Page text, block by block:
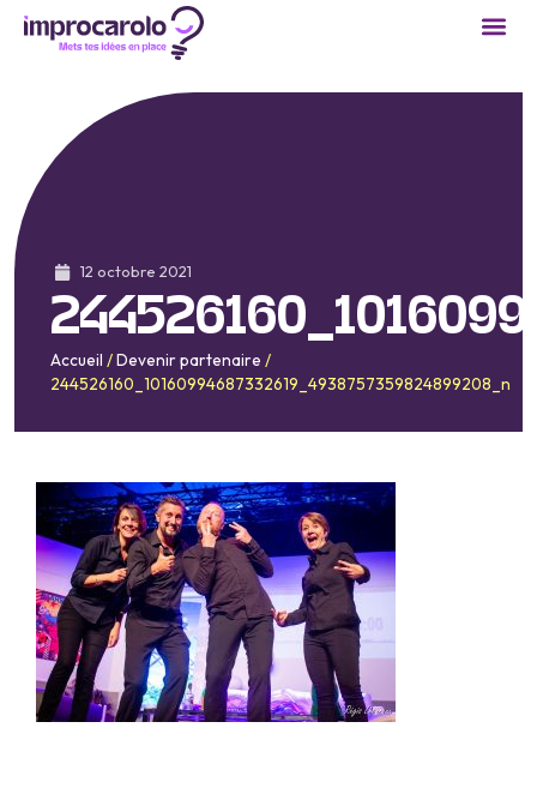
12 octobre 2021
Accueil /Devenir partenaire /
244526160_10160994687332619_4938757359824899208_n